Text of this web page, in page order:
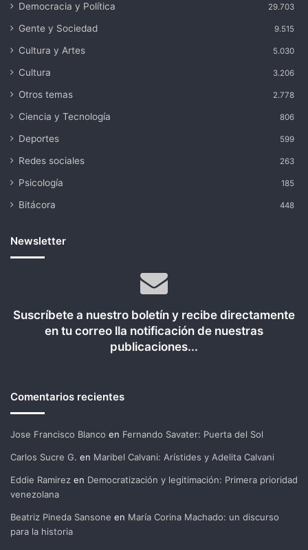
Democracia y Política 29.703
Gente y Sociedad 9.515
Cultura y Artes 5.030
Cultura 3.206
Otros temas 2.778
Ciencia y Tecnología 806
Deportes 599
Redes sociales 263
Psicología 185
Bitácora 448
Newsletter
Suscríbete a nuestro boletín y recibe directamente
en tu correo lla notificación de nuestras
publicaciones...
Comentarios recientes
Jose Francisco Blanco en Fernando Savater: Puerta del Sol
Carlos Sucre G. en Maribel Calvani: Arístides y Adelita Calvani
Eddie Ramirez en Democratización y legitimación: Primera prioridad
venezolana
Beatriz Pineda Sansone en María Corina Machado: un discurso
para la historia